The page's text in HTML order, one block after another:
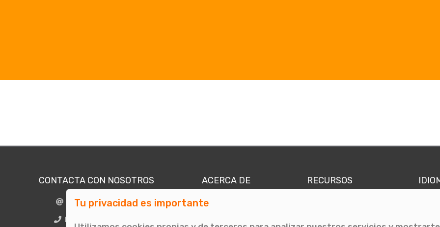
CONTACTA CON NOSOTROS
info@comunicae.com
BCN + 34 931 702 774
ACERCA DE
Quiénes somos
RECURSOS
Tu privacidad es importante